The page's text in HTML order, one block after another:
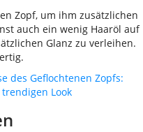
Zopf, um ihm zusätzlichen
auch ein wenig Haaröl auf
Glanz zu verleihen.
des Geflochtenen Zopfs:
Look